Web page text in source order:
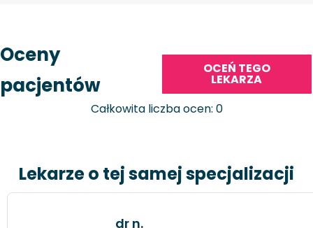
Oceny
pacjentów
OCEŃ TEGO
LEKARZA
Całkowita liczba ocen: 0
Lekarze o tej samej specjalizacji
dr n.